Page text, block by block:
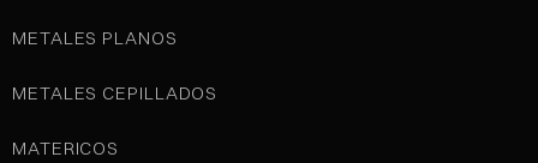
METALES PLANOS
METALES CEPILLADOS
MATERICOS